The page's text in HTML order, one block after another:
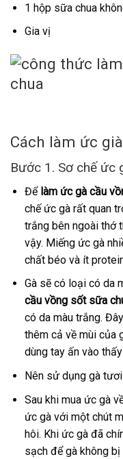
1 hộp sữa chua
Gia vị
Cách làm ức
Bước 1. Sơ chế ức
Để làm ức gà cầu
chế ức gà rất quan
trắng bên ngoài thớ
vậy. Miếng ức gà
chất béo và ít
Gà sẽ có loại có da
cầu vồng sốt sữa
có da màu trắng.
thêm cả về mùi của
dùng tay ấn vào
Nên sử dụng gà
Sau khi mua ức gà
ức gà với một chút
hôi. Khi ức gà đã
sạch để gà không